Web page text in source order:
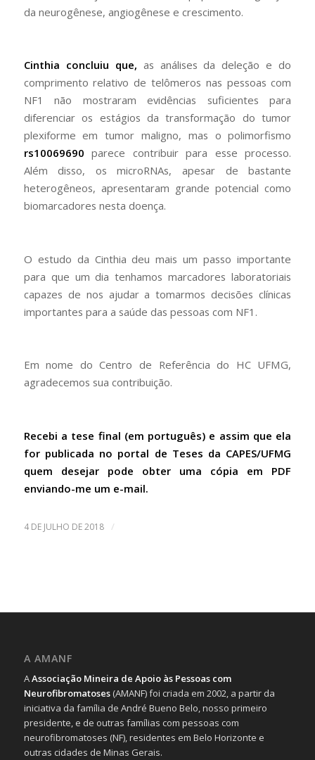
da neurogênese, angiogênese e crescimento.
Cinthia concluiu que, as análises da deleção e do
comprimento relativo de telômeros nas pessoas com
NF1 não mostraram evidências suficientes para
diferenciar os estágios da transformação do tumor
plexiforme em tumor maligno, mas o polimorfismo
rs10069690 parece contribuir para esse processo.
Além disso, os microRNAs, apesar de bastante
heterogêneos, apresentaram grande potencial como
biomarcadores nesta doença.
O estudo da Cinthia deu mais um passo importante
para que um dia tenhamos marcadores laboratoriais
capazes de nos ajudar a tomarmos decisões clínicas
importantes para a saúde das pessoas com NF1.
Em nome do Centro de Referência do HC UFMG,
agradecemos sua contribuição.
Recebi a tese final (em português) e assim que ela
for publicada no portal de Teses da CAPES/UFMG
quem desejar pode obter uma cópia em PDF
enviando-me um e-mail.
4 DE JULHO DE 2018 /
A AMANF
AAssociação Mineira de Apoio às Pessoas com
Neurofibromatoses(AMANF) foi criada em 2002, a partir da
iniciativa da família de André Bueno Belo, nosso primeiro
presidente, e de outras famílias com pessoas com
neurofibromatoses (NF), residentes em Belo Horizonte e
outras cidades de Minas Gerais.